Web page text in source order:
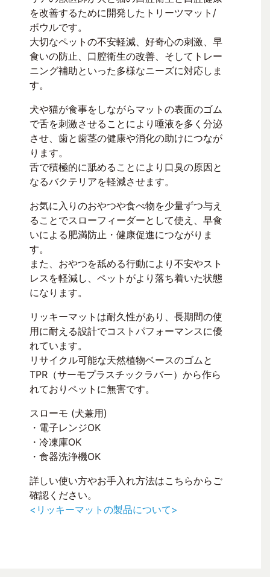
を改善するために開発したトリーツマット/
ボウルです。
大切なペットの不安軽減、好奇心の刺激、早
食いの防止、口腔衛生の改善、そしてトレー
ニング補助といった多様なニーズに対応しま
す。
犬や猫が食事をしながらマットの表面のゴム
で舌を刺激させることにより唾液を多く分泌
させ、歯と歯茎の健康や消化の助けにつなが
ります。
舌で積極的に舐めることにより口臭の原因と
なるバクテリアを軽減させます。
お気に入りのおやつや食べ物を少量ずつ与え
ることでスローフィーダーとして使え、早食
いによる肥満防止・健康促進につながりま
す。
また、おやつを舐める行動により不安やスト
レスを軽減し、ペットがより落ち着いた状態
になります。
リッキーマットは耐久性があり、長期間の使
用に耐える設計でコストパフォーマンスに優
れています。
リサイクル可能な天然植物ベースのゴムと
TPR（サーモプラスチックラバー）から作ら
れておりペットに無害です。
スローモ (犬兼用)
・電子レンジOK
・冷凍庫OK
・食器洗浄機OK
詳しい使い方やお手入れ方法はこちらからご
確認ください。
<リッキーマットの製品について>